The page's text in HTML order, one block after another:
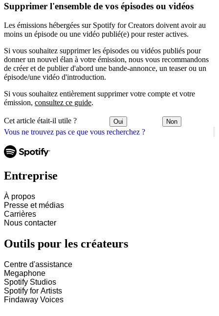
Vous ne trouvez pas ce que vous recherchez ?
Supprimer l'ensemble de vos épisodes ou vidéos
Les émissions hébergées sur Spotify for Creators doivent avoir au
moins un épisode ou une vidéo publié(e) pour rester actives.
Si vous souhaitez supprimer les épisodes ou vidéos publiés pour
donner un nouvel élan à votre émission, nous vous recommandons
de créer et de publier d'abord une bande-annonce, un teaser ou un
épisode/une vidéo d'introduction.
Si vous souhaitez entièrement supprimer votre compte et votre
émission, consultez ce guide.
Cet article était-il utile ? Oui Non
Entreprise
À propos
Presse et médias
Carrières
Nous contacter
Outils pour les créateurs
Centre d'assistance
Megaphone
Spotify Studios
Spotify for Artists
Findaway Voices